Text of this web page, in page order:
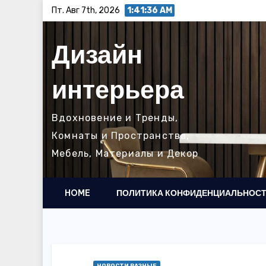
содержимому
Пт. Авг 7th, 2026 1:41:38 AM
Дизайн
интерьера
Вдохновение и Тренды,
Комнаты и Пространства,
Мебель, Материалы и Декор
HOME ПОЛИТИКА